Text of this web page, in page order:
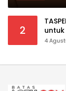
2
4